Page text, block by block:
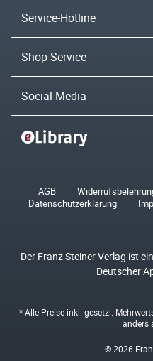
Service-Hotline
Shop-Service
Social Media
AGB
Datenschutzerklärung
Der Franz Steiner Verlag ist
Deutscher
* Alle Preise inkl. gesetzl.
anders
© 2026